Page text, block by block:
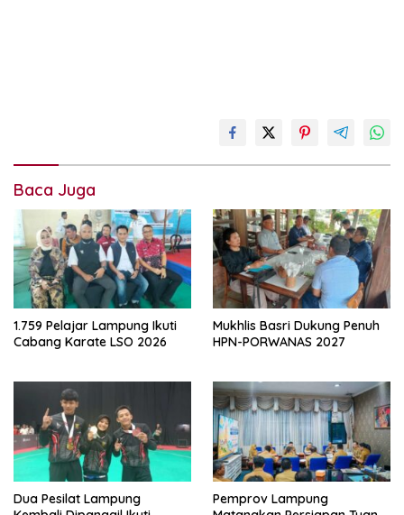
pelantikan
Baca Juga
1.759 Pelajar Lampung Ikuti
Cabang Karate LSO 2026
Mukhlis Basri Dukung Penuh
HPN-PORWANAS 2027
Dua Pesilat Lampung
Pemprov Lampung